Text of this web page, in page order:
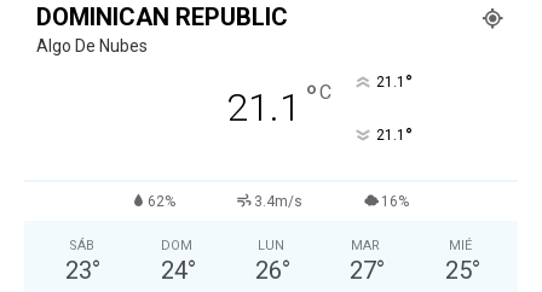
DOMINICAN REPUBLIC
Algo De Nubes
21.1 °C 21.1 °
21.1 °
62% 3.4m/s 16%
SÁB
23°
DOM
24°
LUN
26°
MAR
27°
MIÉ
25°